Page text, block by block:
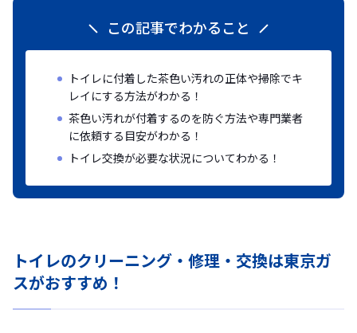
この記事でわかること
トイレに付着した茶色い汚れの正体や掃除でキ
レイにする方法がわかる！
茶色い汚れが付着するのを防ぐ方法や専門業者
に依頼する目安がわかる！
トイレ交換が必要な状況についてわかる！
トイレのクリーニング・修理・交換は東京ガ
スがおすすめ！